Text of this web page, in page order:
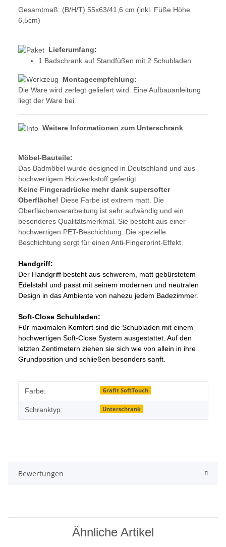
Gesamtmaß: (B/H/T) 55x63/41,6 cm (inkl. Füße Höhe
6,5cm)
Lieferumfang:
1 Badschrank auf Standfüßen mit 2 Schubladen
Montageempfehlung:
Die Ware wird zerlegt geliefert wird. Eine Aufbauanleitung
liegt der Ware bei.
Weitere Informationen zum Unterschrank
Möbel-Bauteile:
Das Badmöbel wurde designed in Deutschland und aus
hochwertigem Holzwerkstoff gefertigt.
Keine Fingeradrücke mehr dank supersofter
Oberfläche! Diese Farbe ist extrem matt. Die
Oberflächenverarbeitung ist sehr aufwändig und ein
besonderes Qualitätsmerkmal. Sie besteht aus einer
hochwertigen PET-Beschichtung. Die spezielle
Beschichtung sorgt für einen Anti-Fingerprint-Effekt.
Handgriff:
Der Handgriff besteht aus schwerem, matt gebürstetem
Edelstahl und passt mit seinem modernen und neutralen
Design in das Ambiente von nahezu jedem Badezimmer.
Soft-Close Schubladen:
Für maximalen Komfort sind die Schubladen mit einem
hochwertigen Soft-Close System ausgestattet. Auf den
letzten Zentimetern ziehen sie sich wie von allein in ihre
Grundposition und schließen besonders sanft.
Produkteigenschaft
Wert
Farbe: Grafit SoftTouch
Schranktyp: Unterschrank
Bewertungen
Ähnliche Artikel